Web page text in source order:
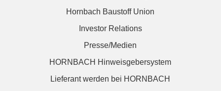
Hornbach Baustoff Union
Investor Relations
Presse/Medien
HORNBACH Hinweisgebersystem
Lieferant werden bei HORNBACH